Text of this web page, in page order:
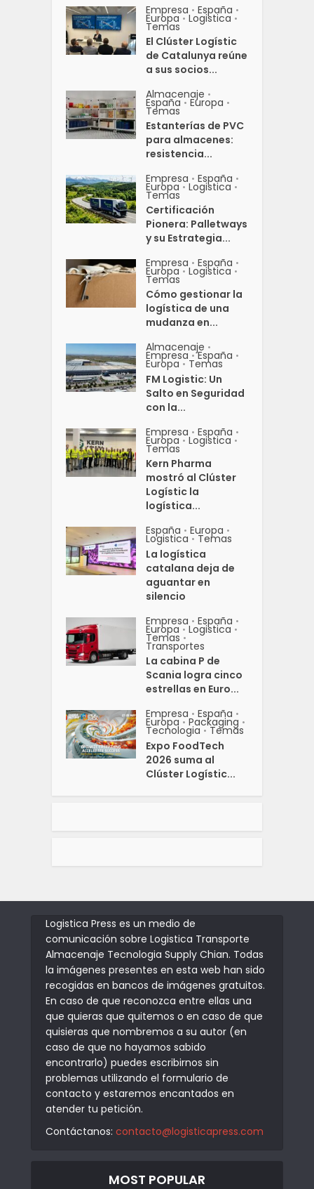
Empresa • España •
Europa • Logistica •
Temas
El Clúster Logístic
de Catalunya reúne
a sus socios...
Almacenaje •
España • Europa •
Temas
Estanterías de PVC
para almacenes:
resistencia...
Empresa • España •
Europa • Logistica •
Temas
Certificación
Pionera: Palletways
y su Estrategia...
Empresa • España •
Europa • Logistica •
Temas
Cómo gestionar la
logística de una
mudanza en...
Almacenaje •
Empresa • España •
Europa • Temas
FM Logistic: Un
Salto en Seguridad
con la...
Empresa • España •
Europa • Logistica •
Temas
Kern Pharma
mostró al Clúster
Logístic la
logística...
España • Europa •
Logistica • Temas
La logística
catalana deja de
aguantar en
silencio
Empresa • España •
Europa • Logistica •
Temas •
Transportes
La cabina P de
Scania logra cinco
estrellas en Euro...
Empresa • España •
Europa • Packaging •
Tecnologia • Temas
Expo FoodTech
2026 suma al
Clúster Logístic...
Logistica Press es un medio de
comunicación sobre Logistica Transporte
Almacenaje Tecnologia Supply Chian. Todas
la imágenes presentes en esta web han sido
recogidas en bancos de imágenes gratuitos.
En caso de que reconozca entre ellas una
que quieras que quitemos o en caso de que
quisieras que nombremos a su autor (en
caso de que no hayamos sabido
encontrarlo) puedes escribirnos sin
problemas utilizando el formulario de
contacto y estaremos encantados en
atender tu petición.
Contáctanos: contacto@logisticapress.com
MOST POPULAR